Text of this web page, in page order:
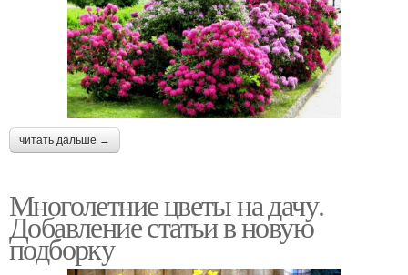
Многолетние
первоцветы
Уход за садовыми
цветами
Клумбы из многолетних
Садовые цвета Цвета с названиями
читать дальше →
Многолетние цветы на дачу.
Добавление статьи в новую
подборку